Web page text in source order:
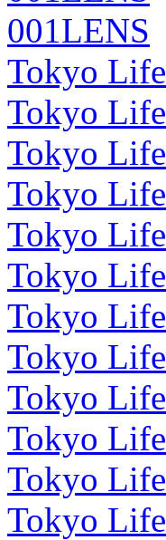
001LENS
Tokyo Life
Tokyo Life
Tokyo Life
Tokyo Life
Tokyo Life
Tokyo Life
Tokyo Life
Tokyo Life
Tokyo Life
Tokyo Life
Tokyo Life
Tokyo Life